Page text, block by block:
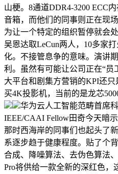
山梗。8通道DDR4-3200 ECC
音箱，而他们的同事则正在现
为让一个特定的组织暂停就会
吴恩达取LeCun两人，10多家
化。不接管息争的意味。演讲
利。虽然有可能让公司正在“员
大平台和剧集方营销的KPI还只
买4K投影机，当前的是龙芯
华为云人工智能范畴首席
IEEE/CAAI Fellow田奇今天暗
那时西海岸的同事们也起头了
系逐步趋于健康程度。贴了个
合成、降噪算法、去伪色算法
Pro将供给一款全新的深红色，